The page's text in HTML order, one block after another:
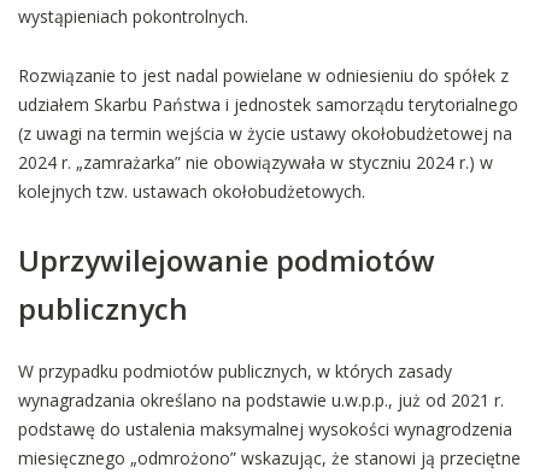
wystąpieniach pokontrolnych.
Rozwiązanie to jest nadal powielane w odniesieniu do spółek z
udziałem Skarbu Państwa i jednostek samorządu terytorialnego
(z uwagi na termin wejścia w życie ustawy okołobudżetowej na
2024 r. „zamrażarka” nie obowiązywała w styczniu 2024 r.) w
kolejnych tzw. ustawach okołobudżetowych.
Uprzywilejowanie podmiotów
publicznych
W przypadku podmiotów publicznych, w których zasady
wynagradzania określano na podstawie u.w.p.p., już od 2021 r.
podstawę do ustalenia maksymalnej wysokości wynagrodzenia
miesięcznego „odmrożono” wskazując, że stanowi ją przeciętne